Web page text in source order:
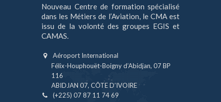
Nouveau Centre de formation spécialisé
dans les Métiers de l’Aviation, le CMA est
issu de la volonté des groupes EGIS et
CAMAS.
Aéroport International
Félix-Houphouët-Boigny d’Abidjan, 07 BP
116
ABIDJAN 07, CÔTE D’IVOIRE
(+225) 07 87 11 74 69